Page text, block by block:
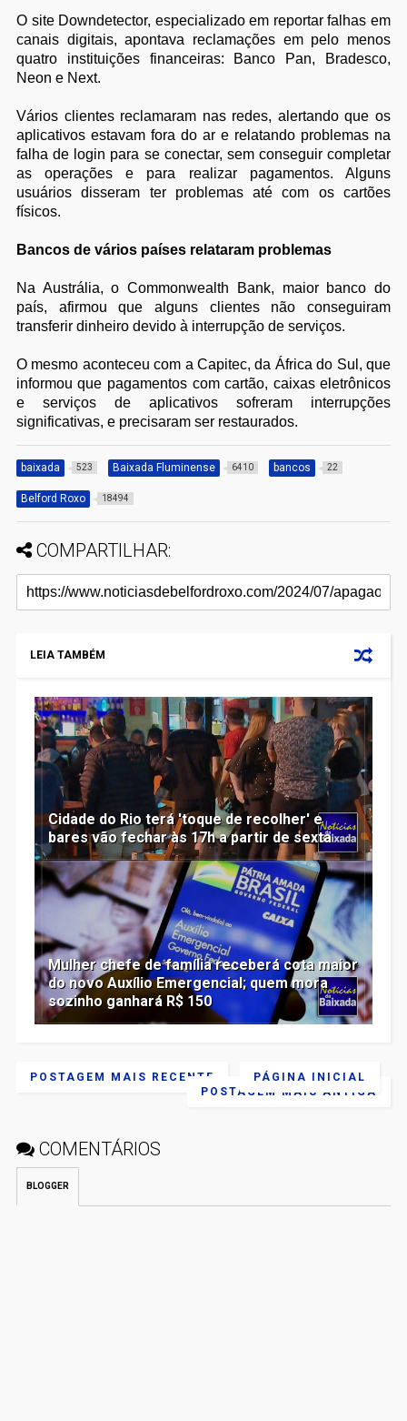
O site Downdetector, especializado em reportar falhas em
canais digitais, apontava reclamações em pelo menos
quatro instituições financeiras: Banco Pan, Bradesco,
Neon e Next.
Vários clientes reclamaram nas redes, alertando que os
aplicativos estavam fora do ar e relatando problemas na
falha de login para se conectar, sem conseguir completar
as operações e para realizar pagamentos. Alguns
usuários disseram ter problemas até com os cartões
físicos.
Bancos de vários países relataram problemas
Na Austrália, o Commonwealth Bank, maior banco do
país, afirmou que alguns clientes não conseguiram
transferir dinheiro devido à interrupção de serviços.
O mesmo aconteceu com a Capitec, da África do Sul, que
informou que pagamentos com cartão, caixas eletrônicos
e serviços de aplicativos sofreram interrupções
significativas, e precisaram ser restaurados.
baixada 523 Baixada Fluminense 6410 bancos 22
Belford Roxo 18494
COMPARTILHAR:
LEIA TAMBÉM
Cidade do Rio terá 'toque de recolher' e
bares vão fechar às 17h a partir de sexta
Mulher chefe de família receberá cota maior
do novo Auxílio Emergencial; quem mora
sozinho ganhará R$ 150
POSTAGEM MAIS RECENTE
POSTAGEM MAIS ANTIGA
PÁGINA INICIAL
COMENTÁRIOS
BLOGGER